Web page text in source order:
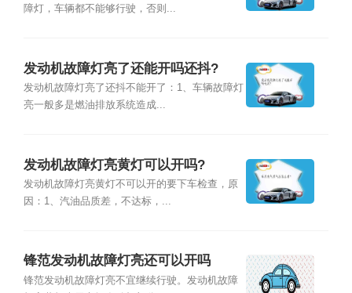
障灯，车辆都不能够行驶，否则...
发动机故障灯亮了还能开吗还抖?
发动机故障灯亮了还抖不能开了：1、车辆故障灯
亮一般多是燃油排放系统造成...
发动机故障灯亮黄灯可以开吗?
发动机故障灯亮黄灯不可以开的要下车检查，原
因：1、汽油品质差，不达标，...
锋范发动机故障灯亮还可以开吗
锋范发动机故障灯亮不宜继续行驶。发动机故障